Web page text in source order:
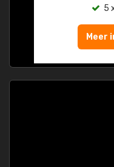
5
Meer